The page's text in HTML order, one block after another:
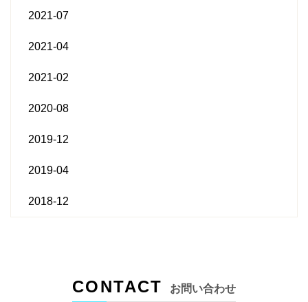
2021-07
2021-04
2021-02
2020-08
2019-12
2019-04
2018-12
CONTACT お問い合わせ